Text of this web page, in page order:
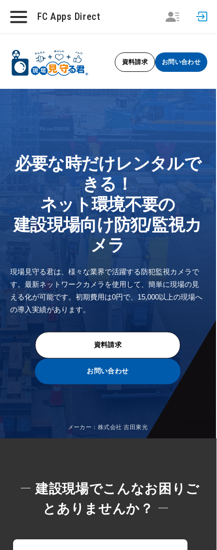
FC Apps Direct
資料請求 お問い合わせ
必要な時だけレンタルで
きる！
ネット環境不要の
建設現場向け防犯/監視カ
メラ
現場見守る君は、様々な業界で活躍する防犯監視カメラで
す。最新ネットワークカメラを使用して、簡単に現場の見
える化が可能です。初期費用は0円で、15,000以上の現場へ
の導入実績があります。
資料請求
お問い合わせ
メーカー：株式会社 吉田東光
建設現場でこんなお困りご
とありませんか？